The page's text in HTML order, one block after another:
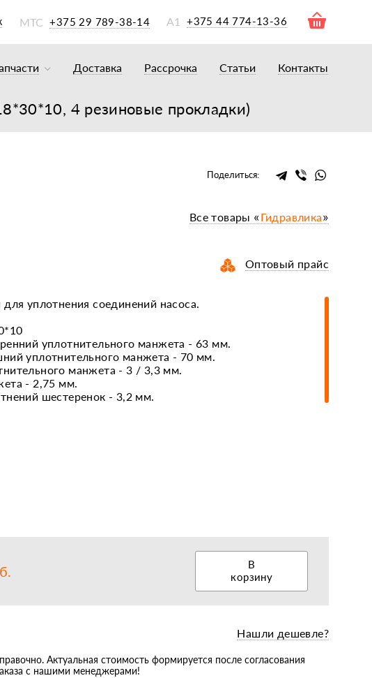
4 резиновые прокладки)
МТС +375 29 789-38-14 А1 +375 44 774-13-36
К минитракторам
К мотоблочному навесному оборудованию
К картофелеуборочным комбайнам, копалкам
Подшипники, сальники, ремни
Прочее
Шины, камеры, диски, колёса
Доставка Рассрочка Статьи Контакты
Поделиться:
Все товары «Гидравлика»
Оптовый прайс
для уплотнения соединений насоса.
уплотнительного манжета - 63 мм.
уплотнительного манжета - 70 мм.
манжета - 3 / 3,3 мм.
- 2,75 мм.
шестеренок - 3,2 мм.
В
корзину
Нашли дешевле?
Актуальная стоимость формируется после согласования
с нашими менеджерами!